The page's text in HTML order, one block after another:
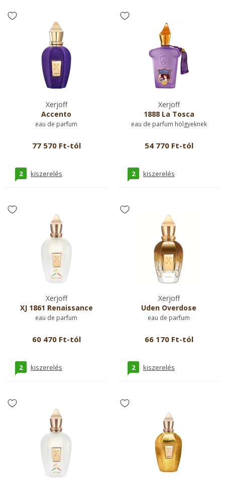
Xerjoff
Accento
eau de parfum
77 570 Ft-tól
2 kiszerelés
Xerjoff
1888 La Tosca
eau de parfum hölgyeknek
54 770 Ft-tól
2 kiszerelés
Xerjoff
XJ 1861 Renaissance
eau de parfum
60 470 Ft-tól
2 kiszerelés
Xerjoff
Uden Overdose
eau de parfum
66 170 Ft-tól
2 kiszerelés